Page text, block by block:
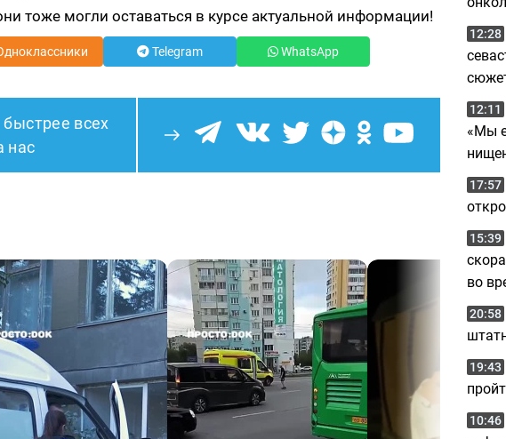
тоже могли оставаться в курсе актуальной информации!
Telegram WhatsApp
всех
нас
12:28
12:11
«Мы
17:57
15:39
во
20:58
19:43
10:46